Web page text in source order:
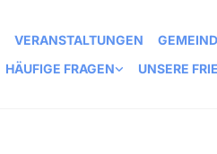
VERANSTALTUNGEN
HÄUFIGE FRAGEN UNSERE